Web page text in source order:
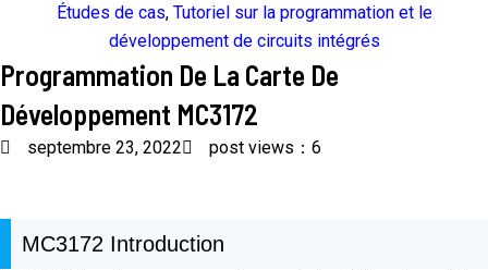
Études de cas, Tutoriel sur la programmation et le
développement de circuits intégrés
Programmation De La Carte De
Développement MC3172
septembre 23, 2022 post views：6
MC3172 Introduction